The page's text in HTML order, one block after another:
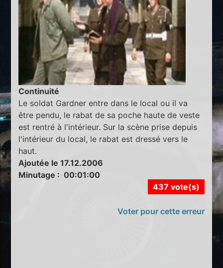
Continuité
Le soldat Gardner entre dans le local ou il va
être pendu, le rabat de sa poche haute de veste
est rentré à l'intérieur. Sur la scène prise depuis
l'intérieur du local, le rabat est dressé vers le
haut.
Ajoutée le 17.12.2006
Minutage : 00:01:00
437 vote(s)
Voter pour cette erreur